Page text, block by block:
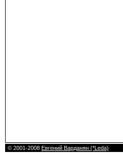
© 2001-2008 Евгений Варданян (*Leda)